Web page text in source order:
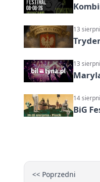
13
13
14
BiG
<< Poprzedni